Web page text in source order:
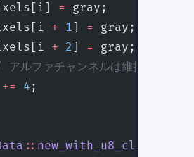
= gray;
+ 1 ] = gray;
+ 2 ] = gray;
ルファチャンネルは維持
+= 4 ;
::